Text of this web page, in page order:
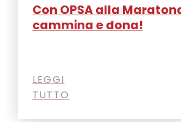
Con OPSA alla
cammina e dona!
LEGGI
TUTTO